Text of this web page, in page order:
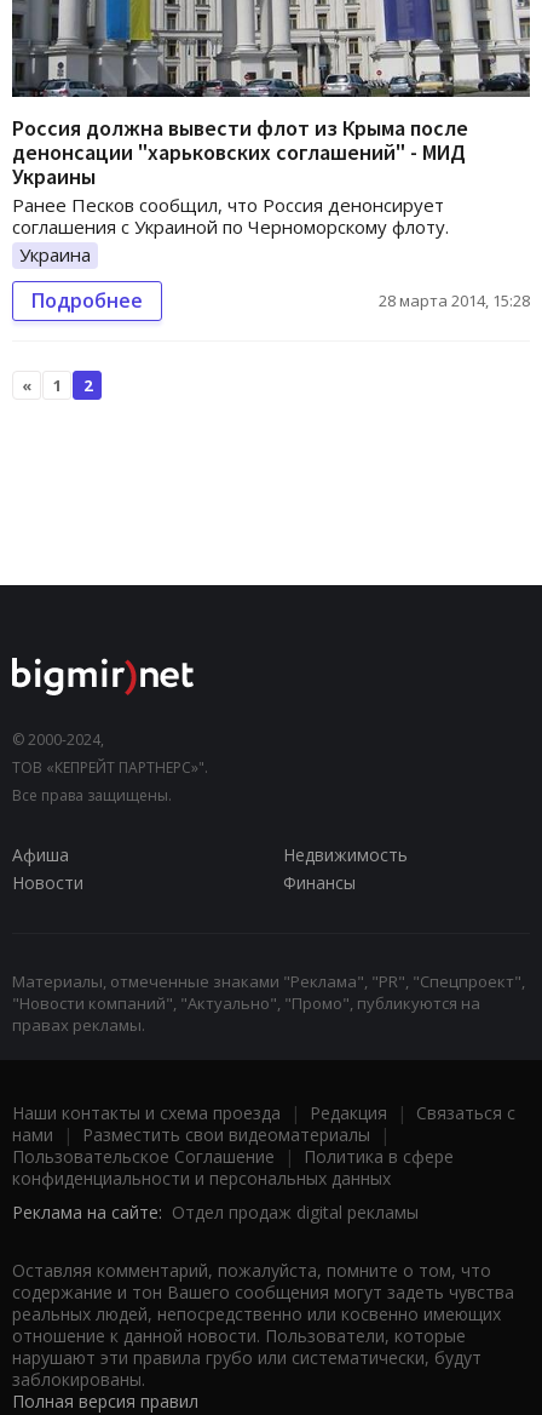
Россия должна вывести флот из Крыма после
денонсации "харьковских соглашений" - МИД
Украины
Ранее Песков сообщил, что Россия денонсирует
соглашения с Украиной по Черноморскому флоту.
Украина
Подробнее 28 марта 2014, 15:28
« 1 2
© 2000-2024,
ТОВ «КЕПРЕЙТ ПАРТНЕРС»".
Все права защищены.
Афиша
Недвижимость
Новости
Финансы
Материалы, отмеченные знаками "Реклама", "PR", "Спецпроект",
"Новости компаний", "Актуально", "Промо", публикуются на
правах рекламы.
Наши контакты и схема проезда | Редакция | Связаться с
нами | Разместить свои видеоматериалы |
Пользовательское Соглашение |
Политика в сфере
конфиденциальности и персональных данных
Реклама на сайте: Отдел продаж digital рекламы
Оставляя комментарий, пожалуйста, помните о том, что
содержание и тон Вашего сообщения могут задеть чувства
реальных людей, непосредственно или косвенно имеющих
отношение к данной новости. Пользователи, которые
нарушают эти правила грубо или систематически, будут
заблокированы.
Полная версия правил